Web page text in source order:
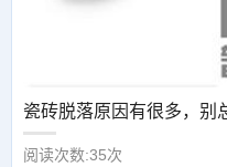
瓷砖脱落原因有很多，别
阅读次数:35次